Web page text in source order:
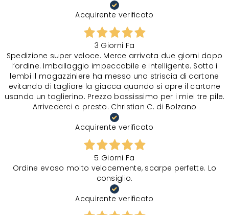
Acquirente verificato
3 Giorni Fa
Spedizione super veloce. Merce arrivata due giorni dopo
l‘ordine. Imballaggio impeccabile e intelligente. Sotto i
lembi il magazziniere ha messo una striscia di cartone
evitando di tagliare la giacca quando si apre il cartone
usando un taglierino. Prezzo bassissimo per i miei tre pile.
Arrivederci a presto. Christian C. di Bolzano
Acquirente verificato
5 Giorni Fa
Ordine evaso molto velocemente, scarpe perfette. Lo
consiglio.
Acquirente verificato